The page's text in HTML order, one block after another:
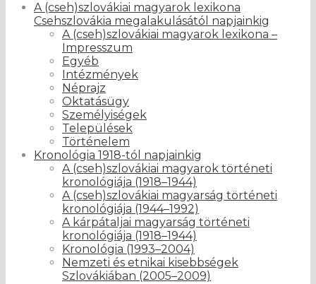
A (cseh)szlovákiai magyarok lexikona
Csehszlovákia megalakulásától napjainkig
A (cseh)szlovákiai magyarok lexikona –
Impresszum
Egyéb
Intézmények
Néprajz
Oktatásügy
Személyiségek
Települések
Történelem
Kronológia 1918-tól napjainkig
A (cseh)szlovákiai magyarok történeti
kronológiája (1918–1944)
A (cseh)szlovákiai magyarság történeti
kronológiája (1944–1992)
A kárpátaljai magyarság történeti
kronológiája (1918–1944)
Kronológia (1993–2004)
Nemzeti és etnikai kisebbségek
Szlovákiában (2005–2009)